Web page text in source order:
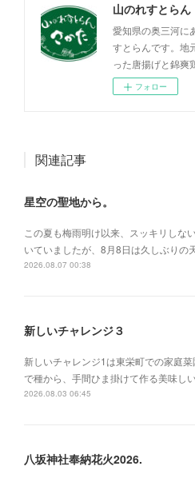
山のれすとら
愛知県の奥三河に
すとらんです。地
った唐揚げと錦爽
フォロー
関連記事
星空の聖地から。
この夏も梅雨明け以来、スッキリしな
いていましたが、8月8日は久しぶりの
2026.08.07 00:38
新しいチャレンジ３
新しいチャレンジ1は東栄町での家庭
で種から、手間ひま掛けて作る美味し
2026.08.03 06:45
八坂神社奉納花火2026.